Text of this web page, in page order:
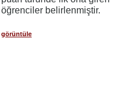
öğrenciler belirlenmiştir.
görüntüle